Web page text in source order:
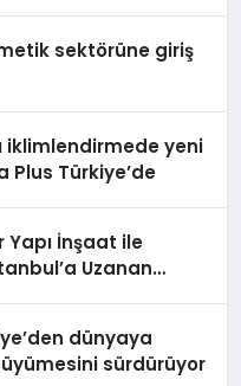
sektörüne giriş
iklimlendirmede yeni
Plus Türkiye’de
Yapı İnşaat ile
Uzanan
dünyaya
sürdürüyor